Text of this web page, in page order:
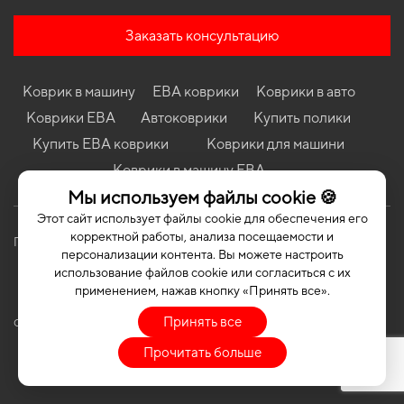
Мы используем файлы cookie 🍪
Этот сайт использует файлы cookie для обеспечения его
корректной работы, анализа посещаемости и
персонализации контента. Вы можете настроить
использование файлов cookie или согласиться с их
применением, нажав кнопку «Принять все».
Принять все
Прочитать больше
Коврики в салон Mercedes-Benz W205 C-Class 2014 - 2021 IV
поколение EU Universal
Коврики в салон Kia Ceed (JD) 2012-2018 II поколение EU
Коврики в салон Geely Emgrand GT 2015-… I поколение EU
Sedan
Коврики в салон Hyundai Accent (YC) 2017-… V поколение EU
Sedan
Коврики в салон Land Rover Range Rover LWB (L405) 2012-2021
IV поколение USA Crossover 5-ти дверная Long
Заказать консультацию
Коврик в машину ЕВА коврики
Коврики в авто
Коврики ЕВА
Автоковрики
Купить полики
Купить ЕВА коврики
Коврики для машини
Коврики в машину ЕВА
Политика конфиденциальности Публичная оферта
COPYRIGHT | EVASOTA © 2026 | ALL RIGHTS RESERVED